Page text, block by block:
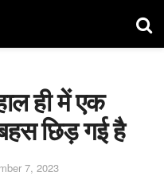
ही में एक
छिड़ गई है
7, 2023